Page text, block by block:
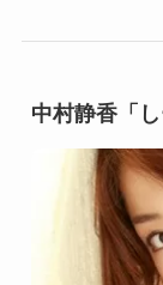
中村静香「